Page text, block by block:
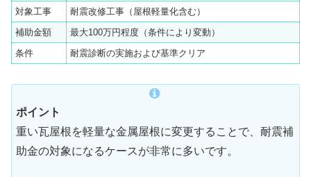
対象工事
耐震改修工事（屋根軽量化含む）
補助金額
最大100万円程度（条件により変動）
条件
耐震診断の実施および基準クリア
ポイント
重い瓦屋根を軽量な金属屋根に変更することで、耐震補
助金の対象になるケースが非常に多いです。